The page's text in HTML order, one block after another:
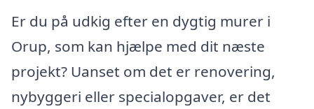
Er du på udkig efter en dygtig murer i
Orup, som kan hjælpe med dit næste
projekt? Uanset om det er renovering,
nybyggeri eller specialopgaver, er det